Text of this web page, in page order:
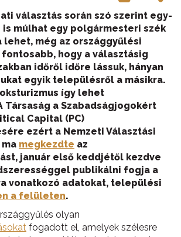
választás során szó szerint egy-
is múlhat egy polgármesteri szék
lehet, még az országgyűlési
hogy a választásig
időről időre lássuk, hányan
egyik településről a másikra.
így lehet
a Szabadságjogokért
Capital (PC)
ezért a Nemzeti Választási
ma megkezdte az
január első keddjétől kezdve
publikálni fogja a
vonatkozó adatokat, települési
a felületen.
olyan
fogadott el, amelyek szélesre